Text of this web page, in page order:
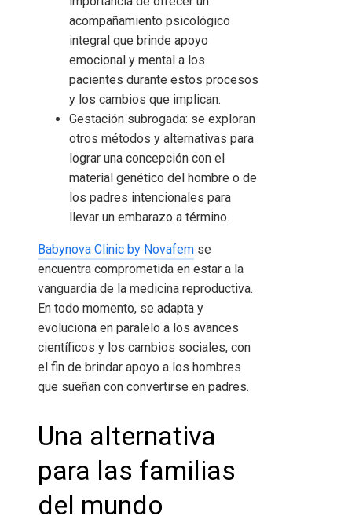
acompañamiento psicológico
integral que brinde apoyo
emocional y mental a los
pacientes durante estos procesos
y los cambios que implican.
Gestación subrogada: se exploran
otros métodos y alternativas para
lograr una concepción con el
material genético del hombre o de
los padres intencionales para
llevar un embarazo a término.
Babynova Clinic by Novafem se
encuentra comprometida en estar a la
vanguardia de la medicina reproductiva.
En todo momento, se adapta y
evoluciona en paralelo a los avances
científicos y los cambios sociales, con
el fin de brindar apoyo a los hombres
que sueñan con convertirse en padres.
Una alternativa
para las familias
del mundo